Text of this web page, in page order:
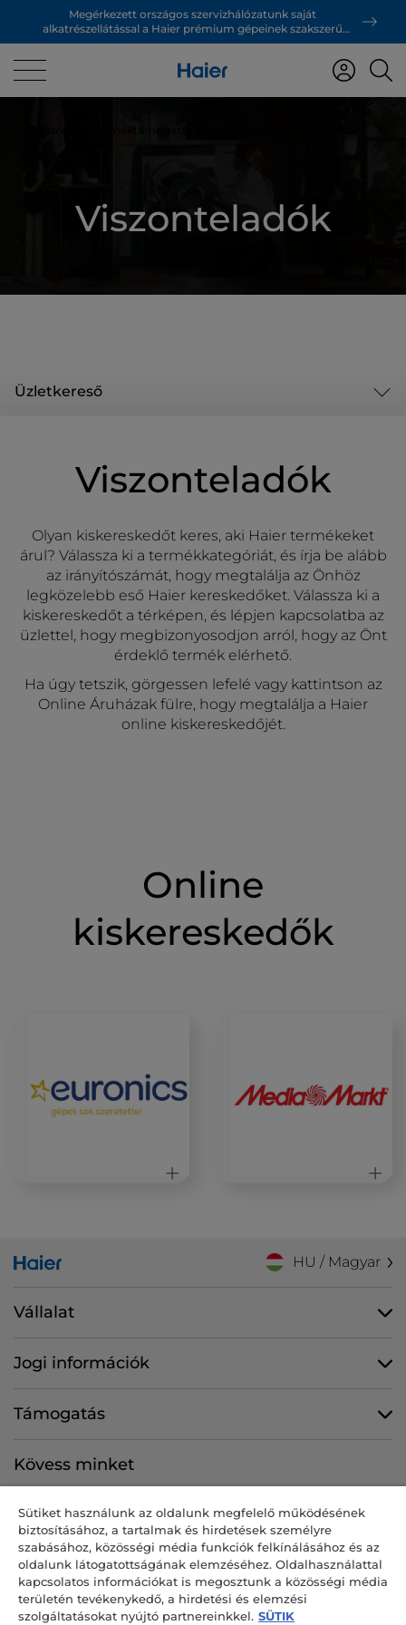
Megérkezett országos szervizhálózatunk saját
alkatrészellátással a Haier prémium gépeinek szakszerű
támogatásáért!
Viszonteladók
Üzletkereső
Viszonteladók
Olyan kiskereskedőt keres, aki Haier termékeket
árul? Válassza ki a termékkategóriát, és írja be alább
az irányítószámát, hogy megtalálja az Önhöz
legközelebb eső Haier kereskedőket. Válassza ki a
kiskereskedőt a térképen, és lépjen kapcsolatba az
üzlettel, hogy megbizonyosodjon arról, hogy az Önt
érdeklő termék elérhető.
Ha úgy tetszik, görgessen lefelé vagy kattintson az
Online Áruházak fülre, hogy megtalálja a Haier
online kiskereskedőjét.
Online
kiskereskedők
HU / Magyar
Vállalat
Jogi információk
Támogatás
Kövess minket
CANDY HOOVER GROUP S.r.I. egyszemélyes társaság – BEJEGYZETT
SZÉKHELY: Via Comolli, 57 – 20861 Brugherio (MB) – Olaszország –
BEJEGYZETT TELEPHELYEK: Via Privata Eden Fumagalli snc – 20861
Brugherio (MB) és Via Trento n. 20/A-22 – 20871 Vimercate (MB) –
Sütiket használunk az oldalunk megfelelő működésének
biztosításához, a tartalmak és hirdetések személyre
szabásához, közösségi média funkciók felkínálásához és az
oldalunk látogatottságának elemzéséhez. Oldalhasználattal
kapcsolatos információkat is megosztunk a közösségi média
területén tevékenykedő, a hirdetési és elemzési
szolgáltatásokat nyújtó partnereinkkel. SÜTIK